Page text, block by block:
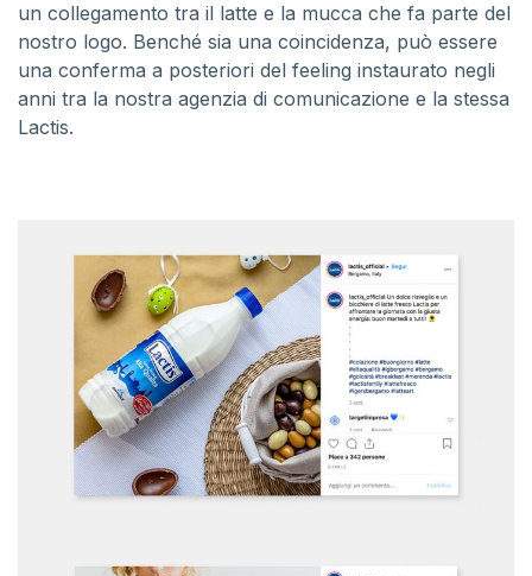
un collegamento tra il latte e la mucca che fa parte del
nostro logo. Benché sia una coincidenza, può essere
una conferma a posteriori del feeling instaurato negli
anni tra la nostra agenzia di comunicazione e la stessa
Lactis.